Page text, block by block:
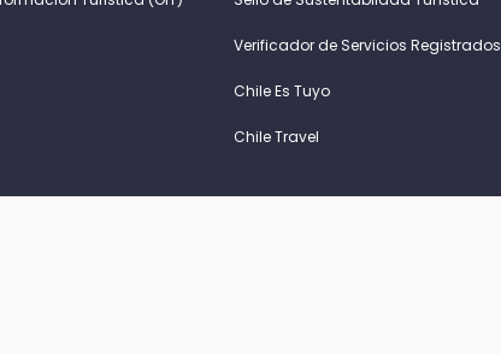
Verificador de Servicios Registrados
Chile Es Tuyo
Chile Travel